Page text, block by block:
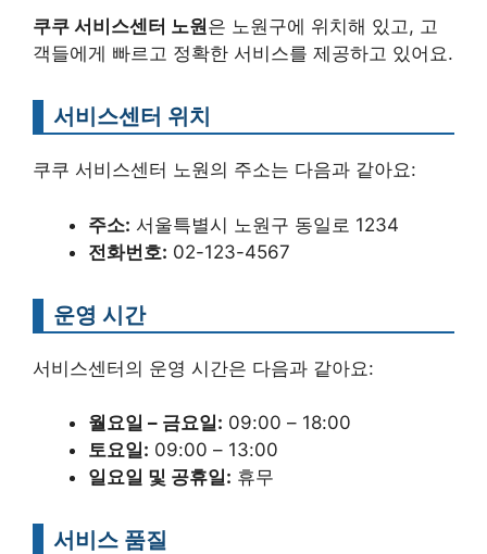
쿠쿠 서비스센터 노원은 노원구에 위치해 있고, 고
객들에게 빠르고 정확한 서비스를 제공하고 있어요.
서비스센터 위치
쿠쿠 서비스센터 노원의 주소는 다음과 같아요:
주소: 서울특별시 노원구 동일로 1234
전화번호: 02-123-4567
운영 시간
서비스센터의 운영 시간은 다음과 같아요:
월요일 – 금요일: 09:00 – 18:00
토요일: 09:00 – 13:00
일요일 및 공휴일: 휴무
서비스 품질